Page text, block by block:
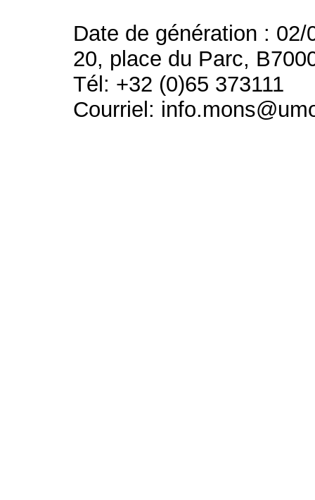
Date de génération : 02/
20, place du Parc,
Tél: +32 (0)65 373111
Courriel: